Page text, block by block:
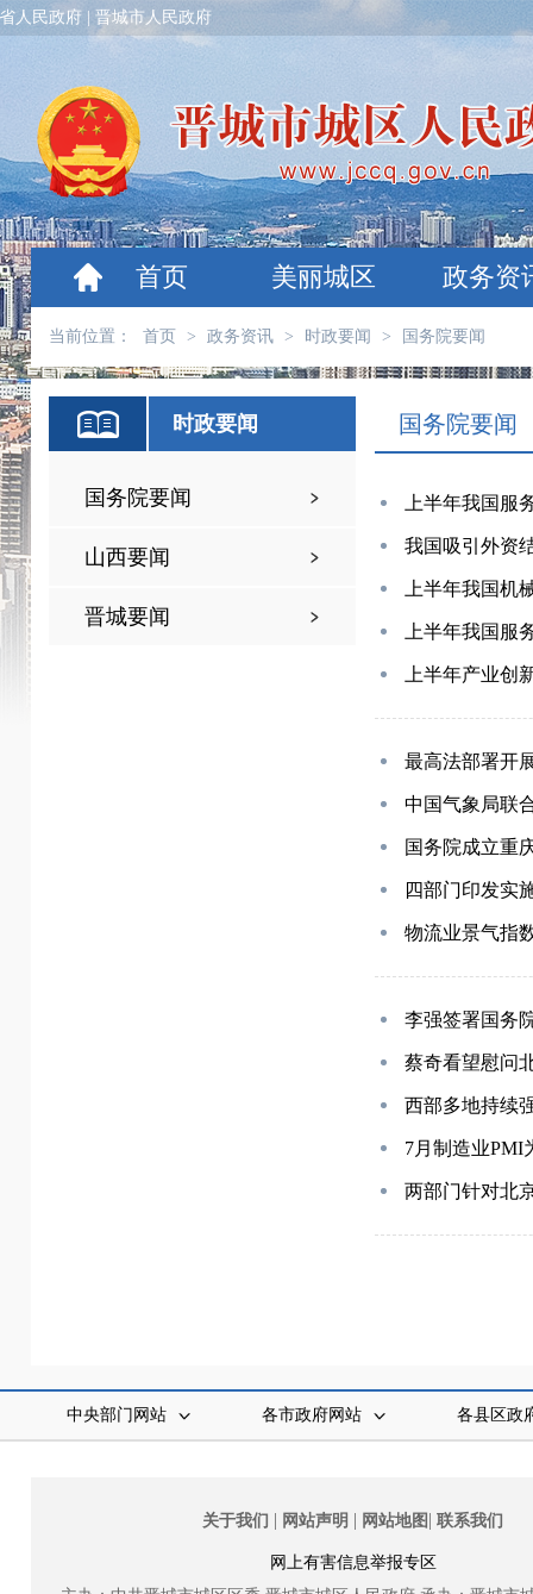
人民政府 晋城市人民政府
首页 美丽城区 政务资
当前位置： 首页 > 政务资讯 > 时政要闻 > 国务院要闻
时政要闻
国务院要闻
山西要闻
晋城要闻
国务院要闻
上半年我国服
我国吸引外资
上半年我国机
上半年我国服
上半年产业创
最高法部署开
中国气象局联
国务院成立重
四部门印发实
物流业景气指
李强签署国务
蔡奇看望慰问
西部多地持续
7月制造业PMI
两部门针对北
中央部门网站 各市政府网站 各县区政
关于我们 | 网站声明 | 网站地图 | 联系我们
网上有害信息举报专区